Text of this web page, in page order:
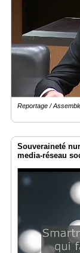
Reportage /
Souveraineté
media-réseau